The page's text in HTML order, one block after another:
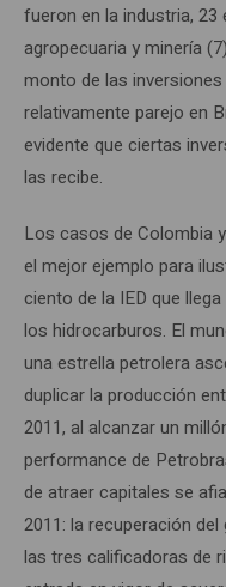
fueron en la industria,
agropecuaria y minería
monto de las
relativamente parejo en
evidente que ciertas
las recibe.
Los casos de Colombia
el mejor ejemplo para
ciento de la IED que
los hidrocarburos. El
una estrella petrolera
duplicar la producción
2011, al alcanzar un
performance de
de atraer capitales se
2011: la recuperación
las tres calificadoras de